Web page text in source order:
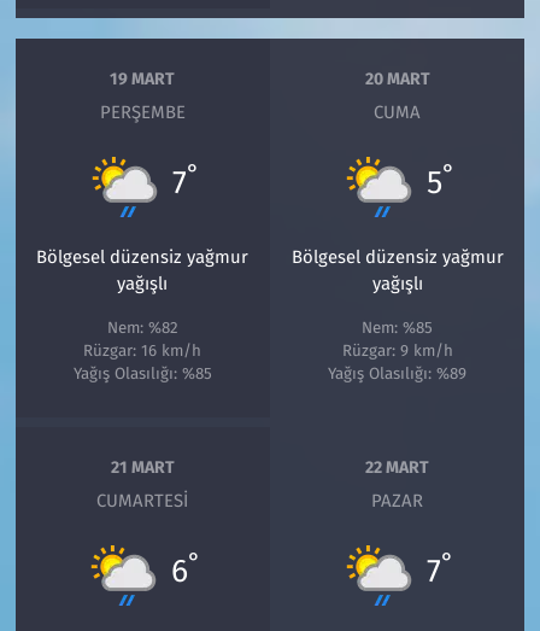
19 MART
PERŞEMBE
7°
Bölgesel düzensiz yağmur
yağışlı
Nem: %82
Rüzgar: 16 km/h
Yağış Olasılığı: %85
20 MART
CUMA
5°
Bölgesel düzensiz yağmur
yağışlı
Nem: %85
Rüzgar: 9 km/h
Yağış Olasılığı: %89
21 MART
CUMARTESI
6°
22 MART
PAZAR
7°